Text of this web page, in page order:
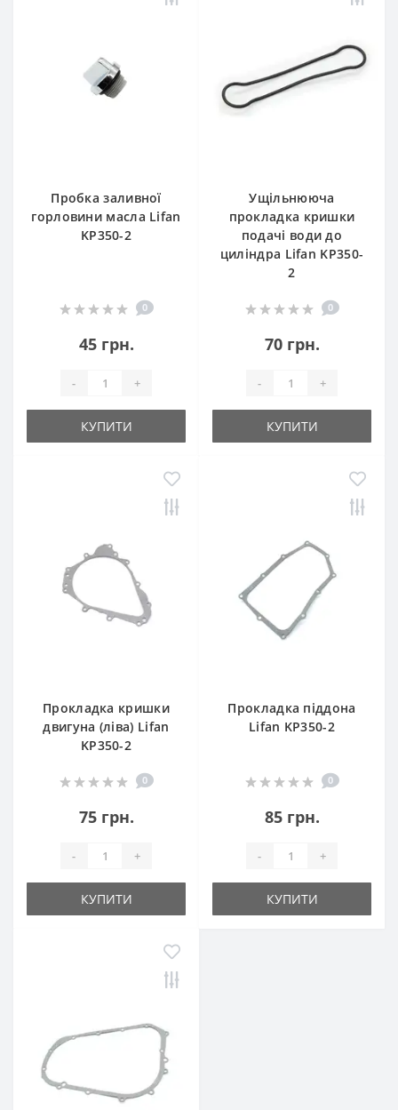
Пробка заливної
горловини масла Lifan
KP350-2
0
45 грн.
- +
КУПИТИ
Ущільнююча
прокладка кришки
подачі води до
циліндра Lifan KP350-
2
0
70 грн.
- +
КУПИТИ
Прокладка кришки
двигуна (ліва) Lifan
KP350-2
0
75 грн.
- +
КУПИТИ
Прокладка піддона
Lifan KP350-2
0
85 грн.
- +
КУПИТИ